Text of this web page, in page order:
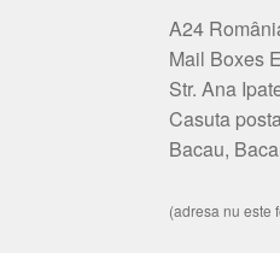
A24
Mail Boxes
Str. Ana
Casuta
Bacau,
(adresa nu este